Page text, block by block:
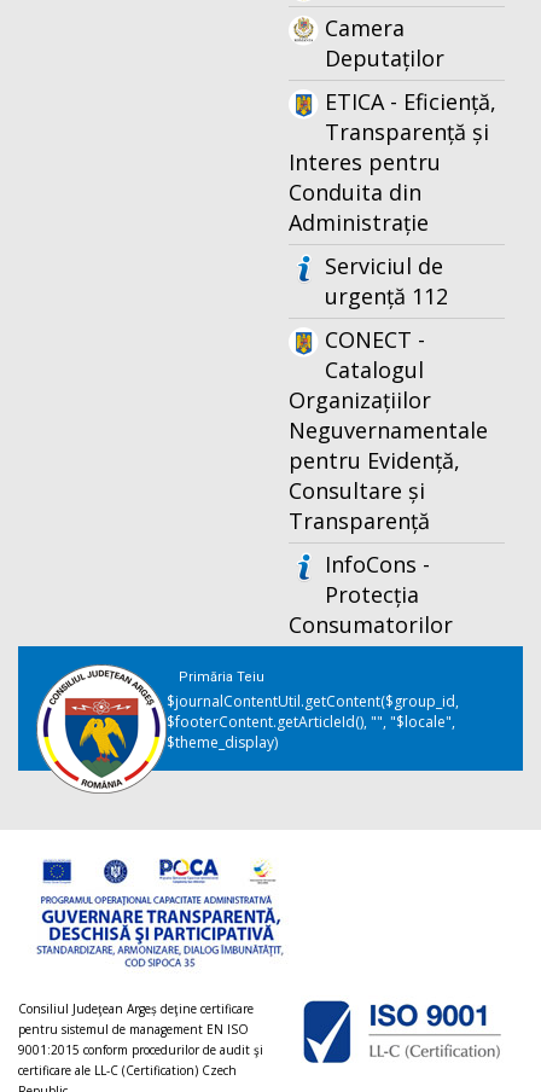
Camera
Deputaților
ETICA - Eficiență,
Transparență și
Interes pentru
Conduita din
Administrație
Serviciul de
urgență 112
CONECT -
Catalogul
Organizațiilor
Neguvernamentale
pentru Evidență,
Consultare și
Transparență
InfoCons -
Protecția
Consumatorilor
Primăria Teiu
$journalContentUtil.getContent($group_id,
$footerContent.getArticleId(), "", "$locale",
$theme_display)
Consiliul Judeţean Argeș deţine certificare
pentru sistemul de management EN ISO
9001:2015 conform procedurilor de audit şi
certificare ale LL-C (Certification) Czech